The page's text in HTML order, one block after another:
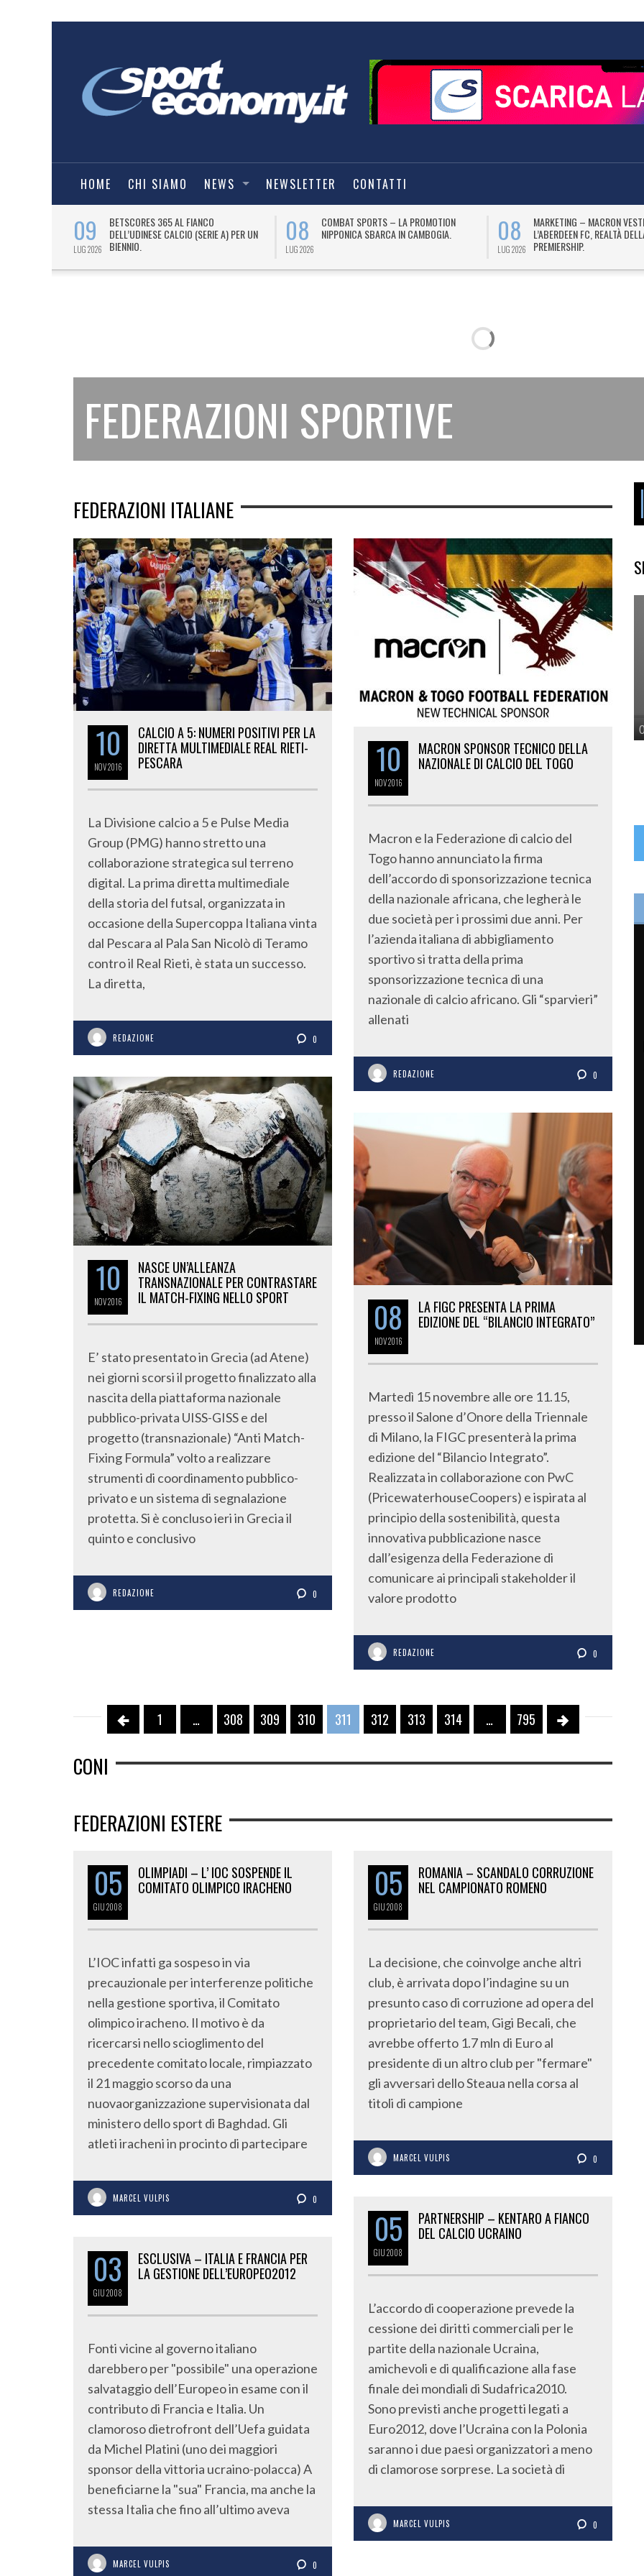
HOME CHI SIAMO NEWS NEWSLETTER CONTATTI
09
LUG 2026
BETSCORES 365 AL FIANCO
DELL’UDINESE CALCIO (SERIE A) PER UN
BIENNIO.
08
LUG 2026
COMBAT SPORTS – LA PROMOTION
NIPPONICA SBARCA IN CAMBOGIA.
08
LUG 2026
MARKETING – MACRON
L’ABERDEEN FC, REALTÀ
PREMIERSHIP.
FEDERAZIONI SPORTIVE
FEDERAZIONI ITALIANE
10
NOV2016
CALCIO A 5: NUMERI POSITIVI PER LA
DIRETTA MULTIMEDIALE REAL RIETI-
PESCARA
La Divisione calcio a 5 e Pulse Media
Group (PMG) hanno stretto una
collaborazione strategica sul terreno
digital. La prima diretta multimediale
della storia del futsal, organizzata in
occasione della Supercoppa Italiana vinta
dal Pescara al Pala San Nicolò di Teramo
contro il Real Rieti, è stata un successo.
La diretta,
REDAZIONE 0
10
NOV2016
MACRON SPONSOR TECNICO DELLA
NAZIONALE DI CALCIO DEL TOGO
Macron e la Federazione di calcio del
Togo hanno annunciato la firma
dell’accordo di sponsorizzazione tecnica
della nazionale africana, che legherà le
due società per i prossimi due anni. Per
l’azienda italiana di abbigliamento
sportivo si tratta della prima
sponsorizzazione tecnica di una
nazionale di calcio africano. Gli “sparvieri”
allenati
REDAZIONE 0
10
NOV2016
NASCE UN’ALLEANZA
TRANSNAZIONALE PER CONTRASTARE
IL MATCH-FIXING NELLO SPORT
E’ stato presentato in Grecia (ad Atene)
nei giorni scorsi il progetto finalizzato alla
nascita della piattaforma nazionale
pubblico-privata UISS-GISS e del
progetto (transnazionale) “Anti Match-
Fixing Formula” volto a realizzare
strumenti di coordinamento pubblico-
privato e un sistema di segnalazione
protetta. Si è concluso ieri in Grecia il
quinto e conclusivo
REDAZIONE 0
08
NOV2016
LA FIGC PRESENTA LA PRIMA
EDIZIONE DEL “BILANCIO INTEGRATO”
Martedì 15 novembre alle ore 11.15,
presso il Salone d’Onore della Triennale
di Milano, la FIGC presenterà la prima
edizione del “Bilancio Integrato”.
Realizzata in collaborazione con PwC
(PricewaterhouseCoopers) e ispirata al
principio della sostenibilità, questa
innovativa pubblicazione nasce
dall’esigenza della Federazione di
comunicare ai principali stakeholder il
valore prodotto
REDAZIONE 0
1 … 308 309 310 311 312 313 314 … 795
CONI
FEDERAZIONI ESTERE
05
GIU2008
OLIMPIADI – L’ IOC SOSPENDE IL
COMITATO OLIMPICO IRACHENO
L’IOC infatti ga sospeso in via
precauzionale per interferenze politiche
nella gestione sportiva, il Comitato
olimpico iracheno. Il motivo è da
ricercarsi nello scioglimento del
precedente comitato locale, rimpiazzato
il 21 maggio scorso da una
nuovaorganizzazione supervisionata dal
ministero dello sport di Baghdad. Gli
atleti iracheni in procinto di partecipare
MARCEL VULPIS 0
05
GIU2008
ROMANIA – SCANDALO CORRUZIONE
NEL CAMPIONATO ROMENO
La decisione, che coinvolge anche altri
club, è arrivata dopo l’indagine su un
presunto caso di corruzione ad opera del
proprietario del team, Gigi Becali, che
avrebbe offerto 1.7 mln di Euro al
presidente di un altro club per "fermare"
gli avversari dello Steaua nella corsa al
titoli di campione
MARCEL VULPIS 0
05
GIU2008
PARTNERSHIP – KENTARO A FIANCO
DEL CALCIO UCRAINO
L’accordo di cooperazione prevede la
cessione dei diritti commerciali per le
partite della nazionale Ucraina,
amichevoli e di qualificazione alla fase
finale dei mondiali di Sudafrica2010.
Sono previsti anche progetti legati a
Euro2012, dove l’Ucraina con la Polonia
saranno i due paesi organizzatori a meno
di clamorose sorprese. La società di
MARCEL VULPIS 0
03
GIU2008
ESCLUSIVA – ITALIA E FRANCIA PER
LA GESTIONE DELL’EUROPEO2012
Fonti vicine al governo italiano
darebbero per "possibile" una operazione
salvataggio dell’Europeo in esame con il
contributo di Francia e Italia. Un
clamoroso dietrofront dell’Uefa guidata
da Michel Platini (uno dei maggiori
sponsor della vittoria ucraino-polacca) A
beneficiarne la "sua" Francia, ma anche la
stessa Italia che fino all’ultimo aveva
MARCEL VULPIS 0